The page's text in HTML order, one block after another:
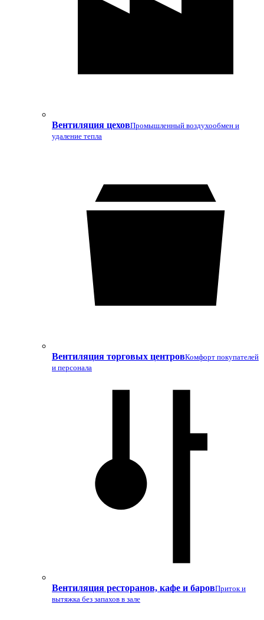
Вентиляция цеховПромышленный воздухообмен и
удаление тепла
Вентиляция торговых центровКомфорт покупателей
и персонала
Вентиляция ресторанов, кафе и баровПриток и
вытяжка без запахов в зале